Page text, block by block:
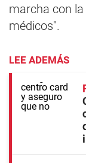
marcha con
médicos".
LEE ADEMÁS